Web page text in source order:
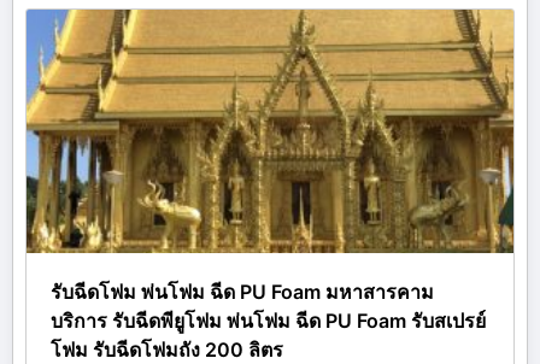
รับฉีดโฟม พ่นโฟม ฉีด PU Foam มหาสารคาม
บริการ รับฉีดพียูโฟม พ่นโฟม ฉีด PU Foam รับสเปรย์
โฟม รับฉีดโฟมถัง 200 ลิตร